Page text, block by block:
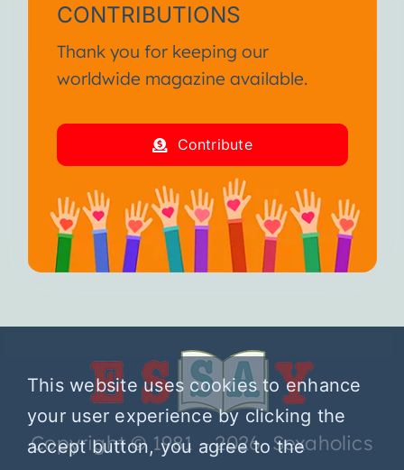
CONTRIBUTIONS
Thank you for keeping our
worldwide magazine available.
Contribute
Copyright © 1981 – 2026 Sexaholics
This website uses cookies to enhance
your user experience by clicking the
accept button, you agree to the